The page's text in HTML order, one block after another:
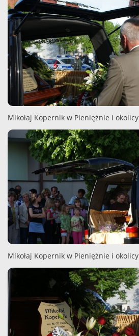
Mikołaj Kopernik w Pieniężnie i okolicy
Mikołaj Kopernik w Pieniężnie i okolicy